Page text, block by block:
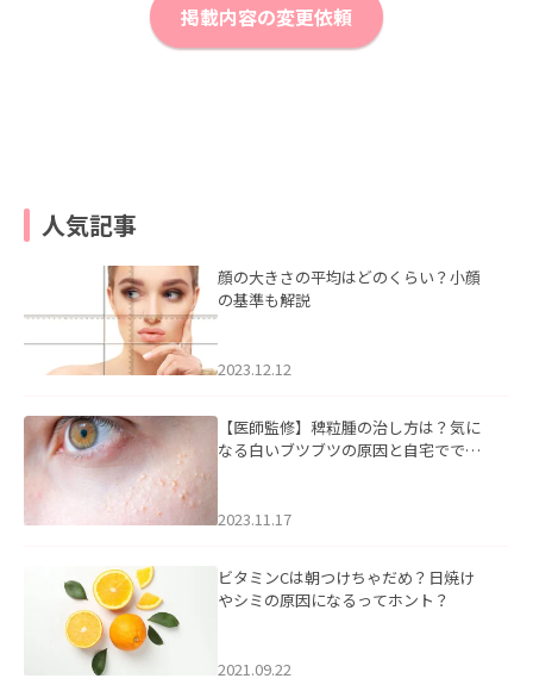
掲載内容の変更依頼
人気記事
顔の大きさの平均はどのくらい？小顔
の基準も解説
2023.12.12
【医師監修】稗粒腫の治し方は？気に
なる白いブツブツの原因と自宅ででき
2023.11.17
ビタミンCは朝つけちゃだめ？日焼け
やシミの原因になるってホント？
2021.09.22